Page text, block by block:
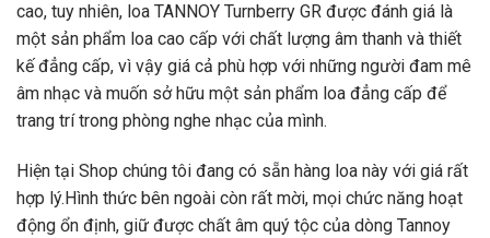
cao, tuy nhiên, loa TANNOY Turnberry GR được đánh giá là
một sản phẩm loa cao cấp với chất lượng âm thanh và thiết
kế đẳng cấp, vì vậy giá cả phù hợp với những người đam mê
âm nhạc và muốn sở hữu một sản phẩm loa đẳng cấp để
trang trí trong phòng nghe nhạc của mình.
Hiện tại Shop chúng tôi đang có sẵn hàng loa này với giá rất
hợp lý.Hình thức bên ngoài còn rất mời, mọi chức năng hoạt
động ổn định, giữ được chất âm quý tộc của dòng Tannoy